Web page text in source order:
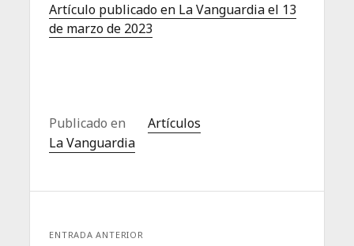
Artículo publicado en La Vanguardia el 13
de marzo de 2023
Publicado en
Artículos
La Vanguardia
ENTRADA ANTERIOR